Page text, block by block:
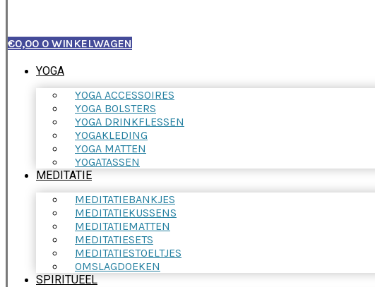
€0,00 0 WINKELWAGEN
YOGA
YOGA ACCESSOIRES
YOGA BOLSTERS
YOGA DRINKFLESSEN
YOGAKLEDING
YOGA MATTEN
YOGATASSEN
MEDITATIE
MEDITATIEBANKJES
MEDITATIEKUSSENS
MEDITATIEMATTEN
MEDITATIESETS
MEDITATIESTOELTJES
OMSLAGDOEKEN
SPIRITUEEL